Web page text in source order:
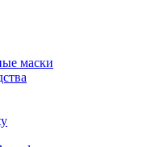
маски